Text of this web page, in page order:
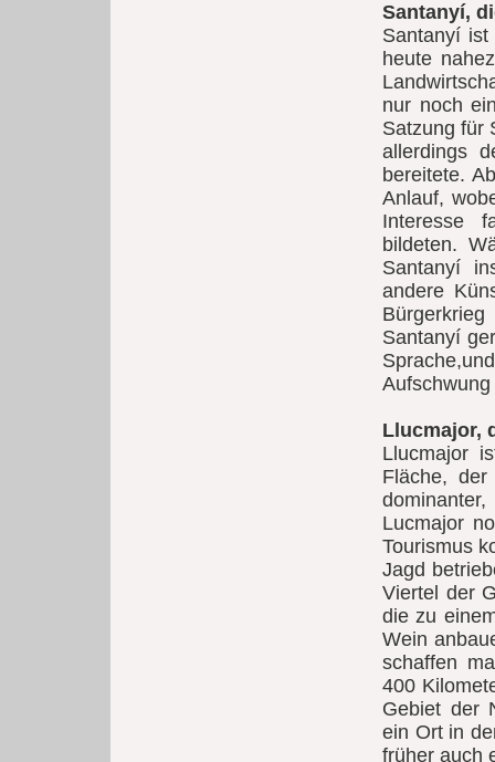
Santanyí,
Santanyí
heute
nur noch
Satzung für
allerdings
bereitete.
Anlauf,
Interesse
bildeten.
Santanyí
andere
Santanyí
Llucmajor,
Llucmajor
Fläche,
Lucmajor
Tourismus
Jagd
Viertel der
die zu
Wein
schaffen
400
Gebiet der
ein Ort in
früher auch